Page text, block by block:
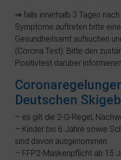
⇒ falls innerhalb 3 Tagen
Symptome auftreten bitte
Gesundheitsamt aufsuchen
(Corona Test). Bitte den
Positivtest darüber
Deutschen
– es gilt die 2-G-Regel,
– Kinder bis 6 Jahre sowie
sind davon ausgenommen
– FFP2-Maskenpflicht ab 15